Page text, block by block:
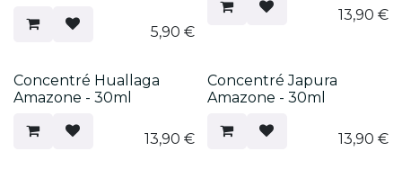
5,90 €
13,90 €
Concentré Huallaga
Amazone - 30ml
13,90 €
Concentré Japura
Amazone - 30ml
13,90 €